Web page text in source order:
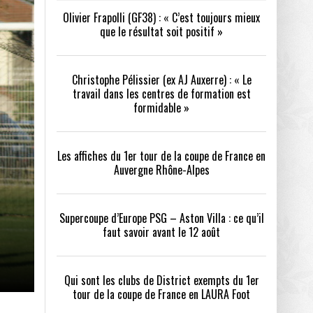
- 24/07/2026
- 21/07/2026
a tenu toutes ses promesses - 04/07/2026
PSG – ASTON VILLA :
AVANT LE 12 AOÛT
QUI SONT LES CLUBS DE DISTRICT EXEMPTS
DU 1ER TOUR DE LA COUPE DE FRANCE EN
LAURA FOOT
Olivier Frapolli (GF38) : « C’est toujours mieux
que le résultat soit positif »
Christophe Pélissier (ex AJ Auxerre) : « Le
travail dans les centres de formation est
formidable »
Les affiches du 1er tour de la coupe de France en
Auvergne Rhône-Alpes
Supercoupe d’Europe PSG – Aston Villa : ce qu’il
faut savoir avant le 12 août
Qui sont les clubs de District exempts du 1er
tour de la coupe de France en LAURA Foot